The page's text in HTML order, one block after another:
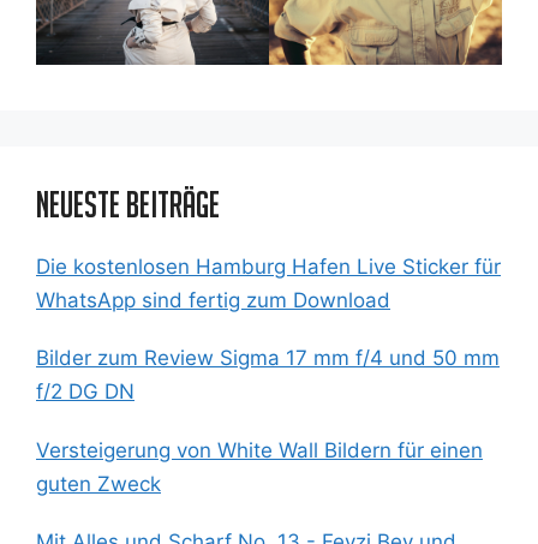
Neueste Beiträge
Die kostenlosen Hamburg Hafen Live Sticker für
WhatsApp sind fertig zum Download
Bilder zum Review Sigma 17 mm f/4 und 50 mm
f/2 DG DN
Versteigerung von White Wall Bildern für einen
guten Zweck